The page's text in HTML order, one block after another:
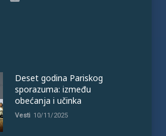
Deset godina Pariskog
sporazuma: između
obećanja i učinka
Vesti 10/11/2025